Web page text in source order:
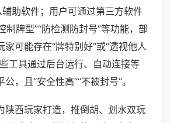
助软件；用户可通过第三方软件
制牌型”“防检测防封号”等功能，部
家可能存在“牌特别好”或“透视他人
工具通过后台运行、自动连接等
，且“安全性高”“不被封号”。
陕西玩家打造，推倒胡、划水双玩